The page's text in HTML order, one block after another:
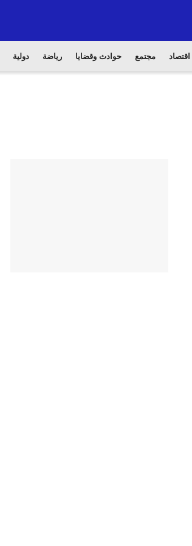
اقتصاد مجتمع حوادث وقضايا رياضة دولية